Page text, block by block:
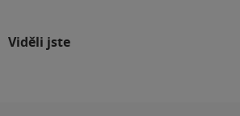
Viděli jste